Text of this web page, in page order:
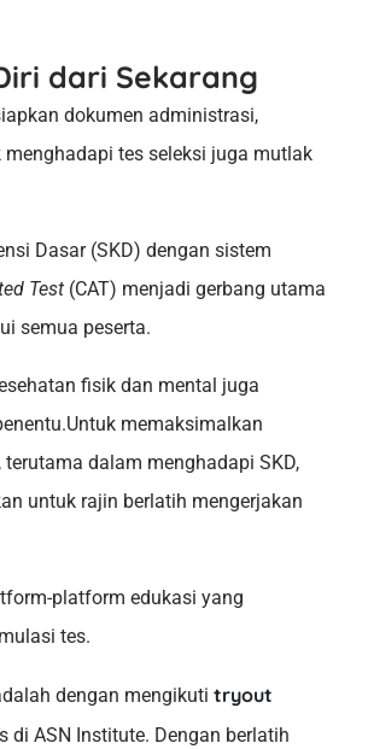
dari Sekarang
dokumen administrasi,
menghadapi tes seleksi juga mutlak
Dasar (SKD) dengan sistem
Test (CAT) menjadi gerbang utama
semua peserta.
fisik dan mental juga
memaksimalkan
terutama dalam menghadapi SKD,
untuk rajin berlatih mengerjakan
platform edukasi yang
tes.
dengan mengikuti tryout
di ASN Institute. Dengan berlatih